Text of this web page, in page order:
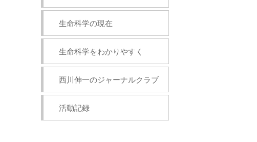
生命科学の現在
生命科学をわかりやすく
西川伸一のジャーナルクラブ
活動記録